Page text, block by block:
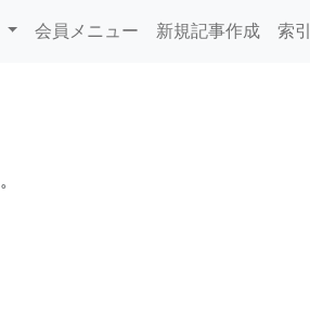
会員メニュー 新規記事作成 索引
。